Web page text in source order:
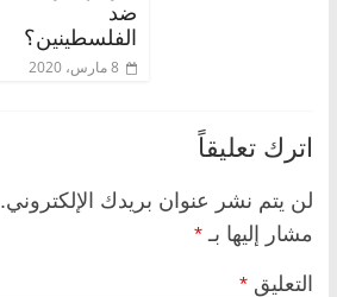
ضد
الفلسطينين؟
8 مارس، 2020
اترك تعليقاً
لن يتم نشر عنوان بريدك الإلكتروني.
مشار إليها بـ *
التعليق *